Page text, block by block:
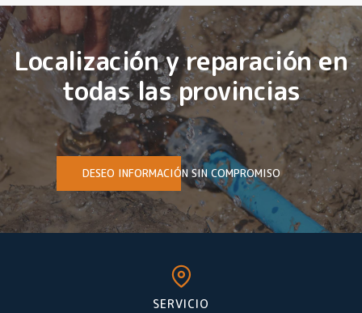
Localización y reparación en
todas las provincias
DESEO INFORMACIÓN SIN COMPROMISO
SERVICIO